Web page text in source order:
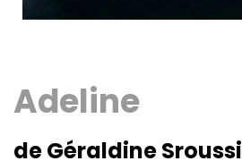
Adeline
de Géraldine Sroussi